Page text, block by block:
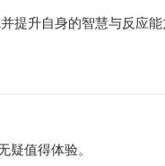
提升自身的智慧与反应能
疑值得体验。